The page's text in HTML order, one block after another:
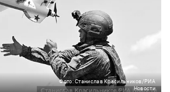
Фото: Станислав Красильников/РИА
Новости